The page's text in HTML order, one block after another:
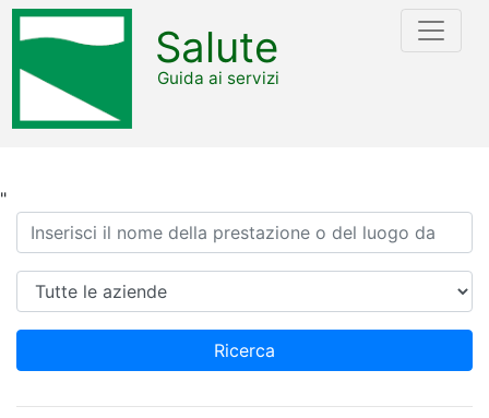
"
Salute
Guida ai servizi
Ricerca
Azienda
Ricerca